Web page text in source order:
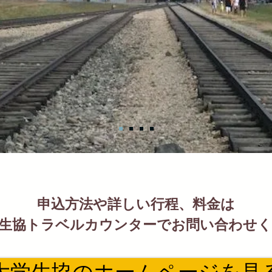
申込方法や詳しい行程、料金は
協トラベルカウンターでお問い合わせ